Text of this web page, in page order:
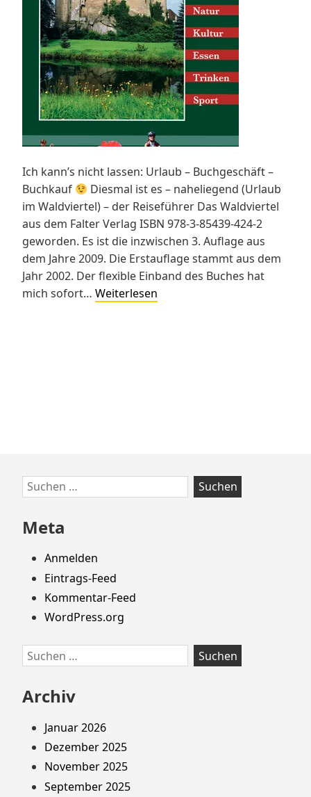
Ich kann’s nicht lassen: Urlaub – Buchgeschäft –
Buchkauf
Diesmal ist es – naheliegend (Urlaub
im Waldviertel) – der Reiseführer Das Waldviertel
aus dem Falter Verlag ISBN 978-3-85439-424-2
geworden. Es ist die inzwischen 3. Auflage aus
dem Jahre 2009. Die Erstauflage stammt aus dem
Jahr 2002. Der flexible Einband des Buches hat
mich sofort… Weiterlesen
Zum
Footer
springen
Suchen
nach:
Meta
Anmelden
Eintrags-Feed
Kommentar-Feed
WordPress.org
Suchen
nach:
Archiv
Januar 2026
Dezember 2025
November 2025
September 2025